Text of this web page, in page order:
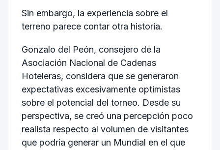
Sin embargo, la experiencia sobre el
terreno parece contar otra historia.
Gonzalo del Peón, consejero de la
Asociación Nacional de Cadenas
Hoteleras, considera que se generaron
expectativas excesivamente optimistas
sobre el potencial del torneo. Desde su
perspectiva, se creó una percepción poco
realista respecto al volumen de visitantes
que podría generar un Mundial en el que